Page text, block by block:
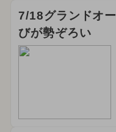
7/18グランドオ
びが勢ぞろい